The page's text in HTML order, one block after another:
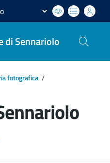
di Sennariolo
fotografica /